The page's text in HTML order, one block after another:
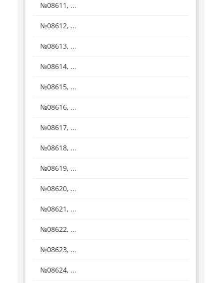
№08611, ...
№08612, ...
№08613, ...
№08614, ...
№08615, ...
№08616, ...
№08617, ...
№08618, ...
№08619, ...
№08620, ...
№08621, ...
№08622, ...
№08623, ...
№08624, ...